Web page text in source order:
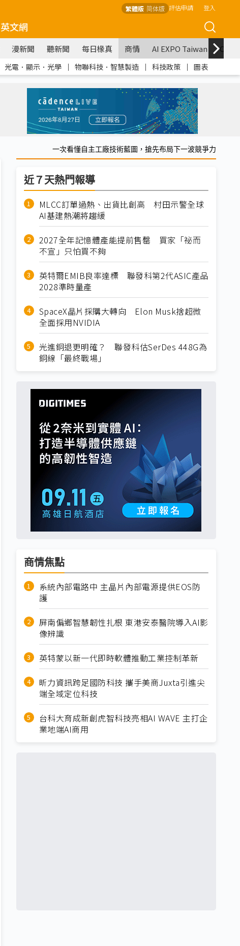
繁體版 简体版 評估申請 登入
英文網
漫新聞 聽新聞 每日椽真 商情 AI EXPO Taiwan
光電．顯示．光學 ｜ 物聯科技．智慧製造 ｜ 科技政策 ｜ 圖表
一次看懂自主工廠技術藍圖，搶先布局下一波競爭力
近７天熱門報導
MLCC訂單過熱、出貨比創高 村田示警全球
AI基建熱潮將趨緩
2027全年記憶體產能提前售罄 買家「祕而
不宣」只怕買不夠
英特爾EMIB良率達標 聯發科第2代ASIC產品
2028準時量產
SpaceX晶片採購大轉向 Elon Musk捨超微
全面採用NVIDIA
光進銅退更明確？ 聯發科估SerDes 448G為
銅線「最終戰場」
商情焦點
系統內部電路中 主晶片內部電源提供EOS防
護
屏南偏鄉智慧韌性扎根 東港安泰醫院導入AI影
像辨識
英特蒙以新一代即時軟體推動工業控制革新
昕力資訊跨足國防科技 攜手美商Juxta引進尖
端全域定位科技
台科大育成新創虎智科技亮相AI WAVE 主打企
業地端AI商用